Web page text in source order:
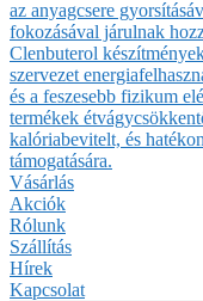
az anyagcsere
fokozásával járulnak
Clenbuterol
szervezet
és a feszesebb fizikum
termékek
kalóriabevitelt, és
támogatására.
Vásárlás
Akciók
Rólunk
Szállítás
Hírek
Kapcsolat